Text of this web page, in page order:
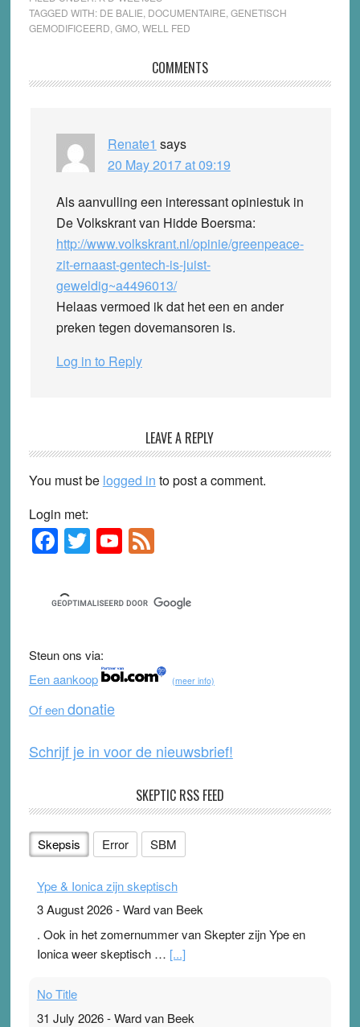
TAGGED WITH: DE BALIE DOCUMENTAIRE GENETISCH
GEMODIFICEERD GMO, WELL FED
Interactions
COMMENTS
Renate1 says
20 May 2017 at 09:19
Als aanvulling een interessant opiniestuk in
De Volkskrant van Hidde Boersma:
http://www.volkskrant.nl/opinie/greenpeace-
zit-ernaast-gentech-is-juist-
geweldig~a4496013/
Helaas vermoed ik dat het een en ander
preken tegen dovemansoren is.
Log in to Reply
LEAVE A REPLY
You must be logged in to post a comment.
Login met:
Primary
Sidebar
F
a
c
e
b
o
o
k
T
wi
tt
er
Y
o
u
T
b
e
F
e
d
Steun ons via:
Een aankoop
(meer info)
Of eendonatie
Schrijf je in voor de nieuwsbrief!
SKEPTIC RSS FEED
Skepsis Error SBM
Ype & Ionica zijn skeptisch
3 August 2026-Ward van Beek
. Ook in het zomernummer van Skepter zijn Ype en
Ionica weer skeptisch … [...]
No Title
31 July 2026-Ward van Beek